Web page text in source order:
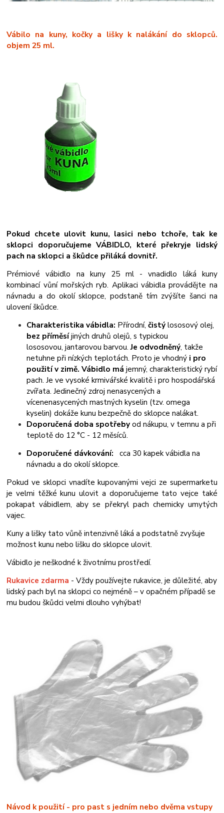
Vábilo na kuny, kočky a lišky k nalákání do sklopců.
objem 25 ml.
Pokud chcete ulovit kunu, lasici nebo tchoře, tak ke
sklopci doporučujeme VÁBIDLO, které překryje lidský
pach na sklopci a škůdce přiláká dovnitř.
Prémiové vábidlo na kuny 25 ml - vnadidlo láká kuny
kombinací vůní mořských ryb. Aplikaci vábidla provádějte na
návnadu a do okolí sklopce, podstaně tím zvýšíte šanci na
ulovení škůdce.
Charakteristika vábidla: Přírodní,čistýlososový olej,
bez příměsíjiných druhů olejů, s typickou
lososovou, jantarovou barvou.Je odvodněný, takže
netuhne při nízkých teplotách. Proto je vhodný i pro
použití v zimě. Vábidlo má jemný, charakteristický rybí
pach. Je ve vysoké krmivářské kvalitě i pro hospodářská
zvířata. Jedinečný zdroj nenasycených a
vícenenasycených mastných kyselin (tzv. omega
kyselin) dokáže kunu bezpečně do sklopce nalákat.
Doporučená doba spotřebyod nákupu, v temnu a při
teplotě do 12 °C - 12 měsíců.
Doporučené dávkování:cca 30 kapek vábidla na
návnadu a do okolí sklopce.
Pokud ve sklopci vnadíte kupovanými vejci ze supermarketu
je velmi těžké kunu ulovit a doporučujeme tato vejce také
pokapat vábidlem, aby se překryl pach chemicky umytých
vajec.
Kuny a lišky tato vůně intenzivně láká a podstatně zvyšuje
možnost kunu nebo lišku do sklopce ulovit.
Vábidlo je neškodné k životnímu prostředí.
Rukavice zdarma - Vždy používejte rukavice, je důležité, aby
lidský pach byl na sklopci co nejméně – v opačném případě se
mu budou škůdci velmi dlouho vyhýbat!
Návod k použití - pro past s jedním nebo dvěma vstupy